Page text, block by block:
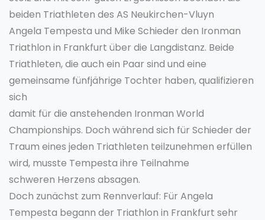
beiden Triathleten des AS Neukirchen-Vluyn
Angela Tempesta und Mike Schieder den Ironman
Triathlon in Frankfurt über die Langdistanz. Beide
Triathleten, die auch ein Paar sind und eine
gemeinsame fünfjährige Tochter haben, qualifizieren
sich
damit für die anstehenden Ironman World
Championships. Doch während sich für Schieder der
Traum eines jeden Triathleten teilzunehmen erfüllen
wird, musste Tempesta ihre Teilnahme
schweren Herzens absagen.
Doch zunächst zum Rennverlauf: Für Angela
Tempesta begann der Triathlon in Frankfurt sehr